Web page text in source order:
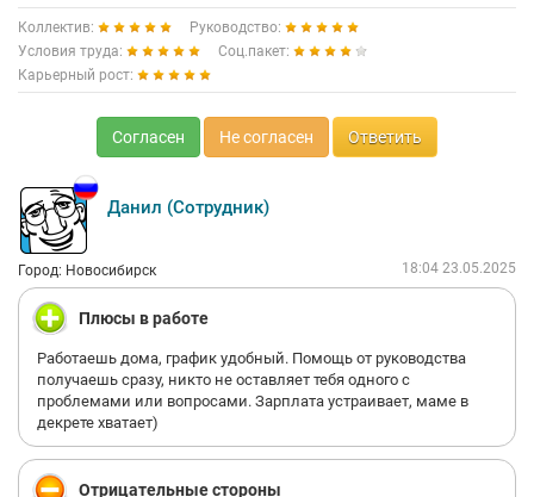
Коллектив:
Руководство:
Условия труда:
Соц.пакет:
Карьерный рост:
Согласен Не согласен Ответить
Данил (Сотрудник)
Город: Новосибирск 18:04 23.05.2025
Плюсы в работе
Работаешь дома, график удобный. Помощь от руководства
получаешь сразу, никто не оставляет тебя одного с
проблемами или вопросами. Зарплата устраивает, маме в
декрете хватает)
Отрицательные стороны